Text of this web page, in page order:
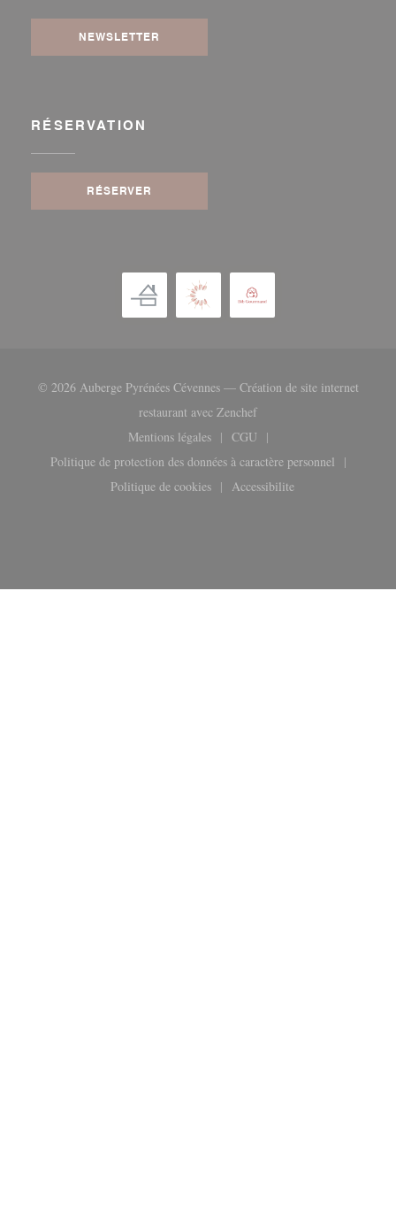
NEWSLETTER
RÉSERVATION
RÉSERVER
© 2026 Auberge Pyrénées Cévennes — Création de site internet
restaurant avec Zenchef((ouvre une nouvelle
Mentions légales
((ouvre une nouvelle fenêtre))
CGU
((ouvre une nouvelle
Politique de protection des données à caractère personnel
((ouvre une nouvelle fenêtre))
Politique de cookies
((ouvre une nouvelle fenêtre))
Accessibilite